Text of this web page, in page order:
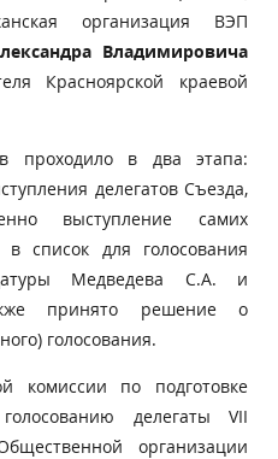
организация ВЭП
Владимировича
Красноярской краевой
проходило в два этапа:
делегатов Съезда,
выступление самих
в список для голосования
Медведева С.А. и
принято решение о
голосования.
комиссии по подготовке
делегаты VII
организации